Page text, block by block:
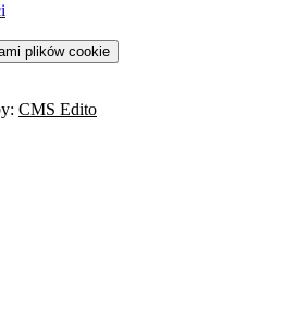
plików cookie
CMS Edito